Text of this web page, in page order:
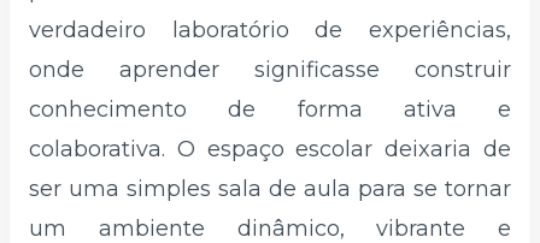
verdadeiro laboratório de experiências,
onde aprender significasse construir
conhecimento de forma ativa e
colaborativa. O espaço escolar deixaria de
ser uma simples sala de aula para se tornar
um ambiente dinâmico, vibrante e